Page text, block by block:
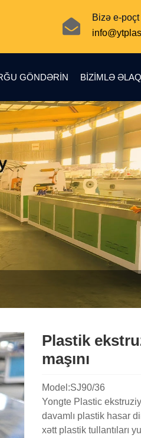
Bizə e-
GÖNDƏRIN BIZIMLƏ
Plastik
maşını
Model:SJ90/36
Yongte Plastic
davamlı plastik hasar
xətt plastik tullantıları